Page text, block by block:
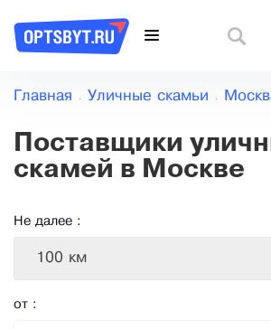
Главная Уличные скамьи
Поставщики
скамей в Москве
Не далее :
100 км
от :